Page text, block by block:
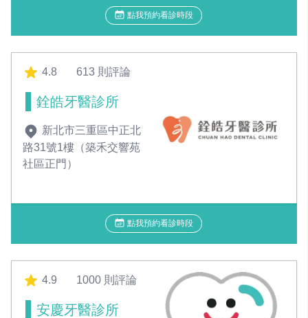
點我預約看診時段
4.8 613 則評論
銓皓牙醫診所
新北市三重區中正北
路31號1樓（築禾交響苑
社區正門）
點我預約看診時段
4.9 1000 則評論
安慶牙醫診所